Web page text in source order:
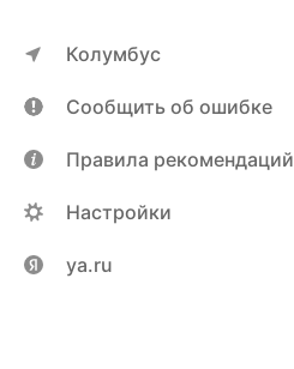
Колумбус
Сообщить об ошибке
Правила рекомендаций
Настройки
ya.ru